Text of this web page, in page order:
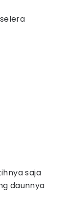
saja
daunnya